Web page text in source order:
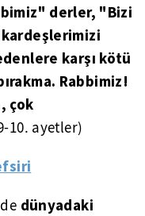
derler, "Bizi
karşı kötü
Rabbimiz!
çok
10. ayetler)
dünyadaki